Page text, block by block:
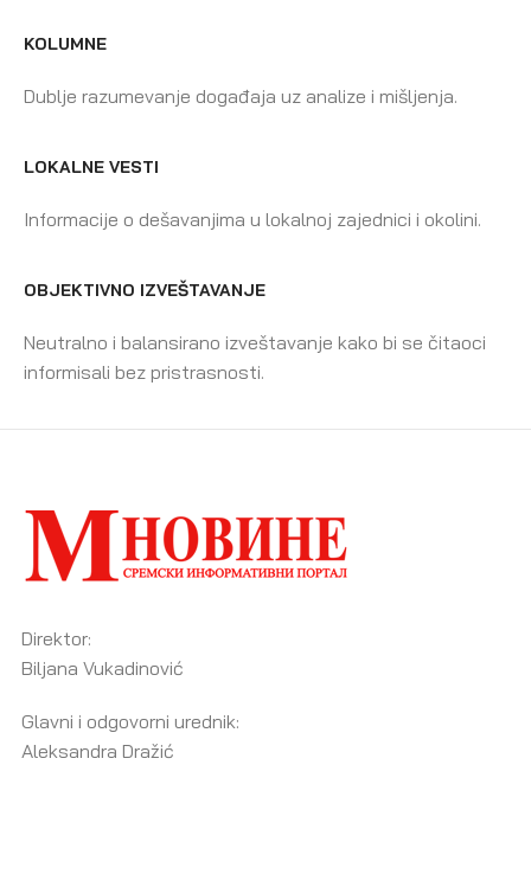
KOLUMNE
Dublje razumevanje događaja uz analize i mišljenja.
LOKALNE VESTI
Informacije o dešavanjima u lokalnoj zajednici i okolini.
OBJEKTIVNO IZVEŠTAVANJE
Neutralno i balansirano izveštavanje kako bi se čitaoci
informisali bez pristrasnosti.
Direktor:
Biljana Vukadinović
Glavni i odgovorni urednik:
Aleksandra Dražić